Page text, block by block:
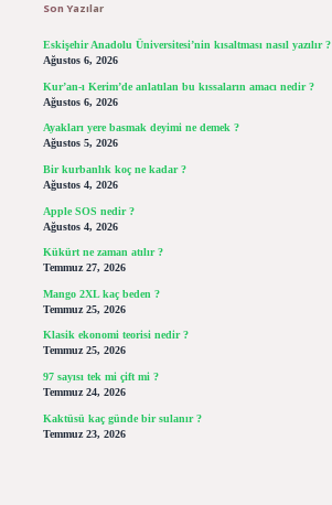
Son Yazılar
Eskişehir Anadolu Üniversitesi’nin kısaltması nasıl yazılır ?
Ağustos 6, 2026
Kur’an-ı Kerim’de anlatılan bu kıssaların amacı nedir ?
Ağustos 6, 2026
Ayakları yere basmak deyimi ne demek ?
Ağustos 5, 2026
Bir kurbanlık koç ne kadar ?
Ağustos 4, 2026
Apple SOS nedir ?
Ağustos 4, 2026
Kükürt ne zaman atılır ?
Temmuz 27, 2026
Mango 2XL kaç beden ?
Temmuz 25, 2026
Klasik ekonomi teorisi nedir ?
Temmuz 25, 2026
97 sayısı tek mi çift mi ?
Temmuz 24, 2026
Kaktüsü kaç günde bir sulanır ?
Temmuz 23, 2026